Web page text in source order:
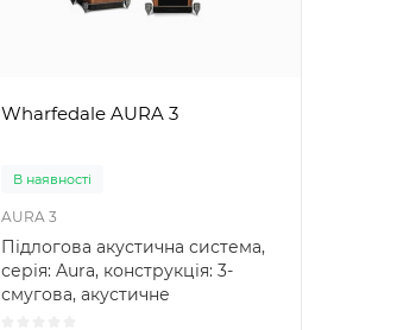
Wharfedale AURA 3
В наявності
AURA 3
Підлогова акустична система,
серія: Aura, конструкція: 3-
смугова, акустичне